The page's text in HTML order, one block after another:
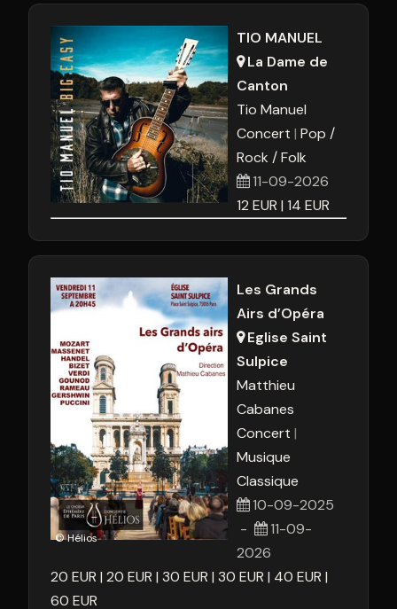
TIO MANUEL
La Dame de
Canton
Tio Manuel
Concert Pop /
Rock / Folk
11-09-2026
12 EUR 14 EUR
© Hélios
Les Grands
Airs d’Opéra
Eglise Saint
Sulpice
Matthieu
Cabanes
Concert
Musique
Classique
10-09-2025
-
11-09-
2026
20 EUR 20 EUR 30 EUR 30 EUR 40 EUR
60 EUR